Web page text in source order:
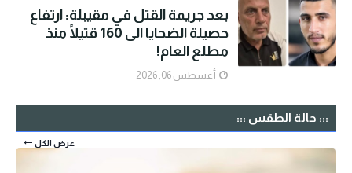
بعد جريمة القتل في مقيبلة: ارتفاع
حصيلة الضحايا الى 160 قتيلًا منذ
مطلع العام!
أغسطس 06, 2026
::: حالة الطقس :::
عرض الكل